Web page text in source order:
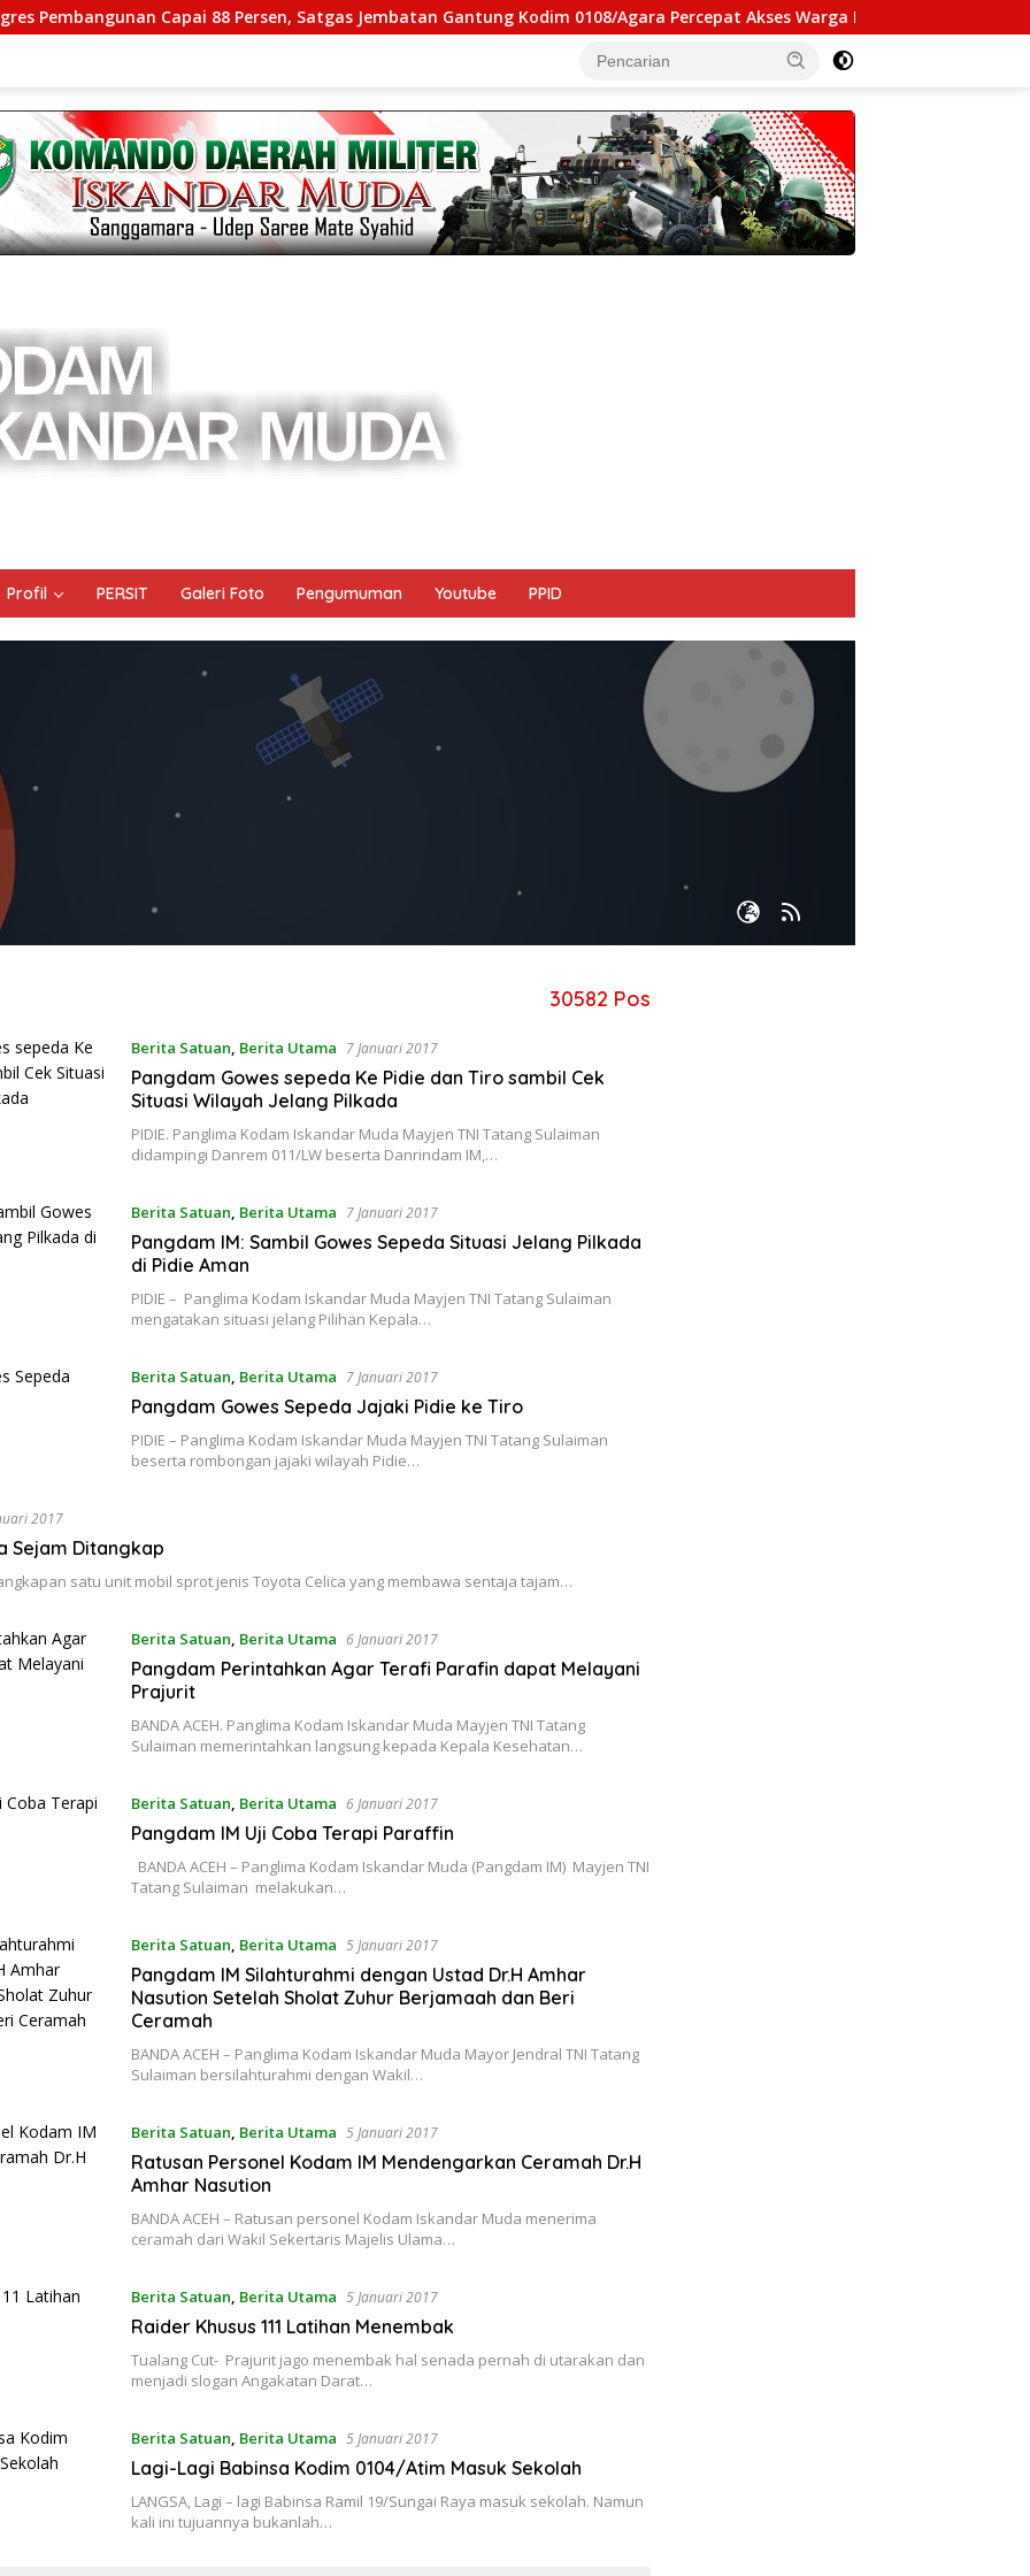
Capai 88 Persen, Satgas Jembatan Gantung Kodim 0108/Agara Percepat Akses Warga Ds. Kuning Abadi Aceh Tenggara
Profil PERSIT Galeri Foto Pengumuman Youtube PPID
30582 Pos
Berita Satuan, Berita Utama 7 Januari 2017
Pangdam Gowes sepeda Ke Pidie dan Tiro sambil Cek
Situasi Wilayah Jelang Pilkada
PIDIE. Panglima Kodam Iskandar Muda Mayjen TNI Tatang Sulaiman
didampingi Danrem 011/LW beserta Danrindam IM,…
Berita Satuan, Berita Utama 7 Januari 2017
Pangdam IM: Sambil Gowes Sepeda Situasi Jelang Pilkada
di Pidie Aman
PIDIE – Panglima Kodam Iskandar Muda Mayjen TNI Tatang Sulaiman
mengatakan situasi jelang Pilihan Kepala…
Berita Satuan, Berita Utama 7 Januari 2017
Pangdam Gowes Sepeda Jajaki Pidie ke Tiro
PIDIE – Panglima Kodam Iskandar Muda Mayjen TNI Tatang Sulaiman
beserta rombongan jajaki wilayah Pidie…
2017
Sejam Ditangkap
satu unit mobil sprot jenis Toyota Celica yang membawa sentaja tajam…
Berita Satuan, Berita Utama 6 Januari 2017
Pangdam Perintahkan Agar Terafi Parafin dapat Melayani
Prajurit
BANDA ACEH. Panglima Kodam Iskandar Muda Mayjen TNI Tatang
Sulaiman memerintahkan langsung kepada Kepala Kesehatan…
Berita Satuan, Berita Utama 6 Januari 2017
Pangdam IM Uji Coba Terapi Paraffin
BANDA ACEH – Panglima Kodam Iskandar Muda (Pangdam IM) Mayjen TNI
Tatang Sulaiman melakukan…
Berita Satuan, Berita Utama 5 Januari 2017
Pangdam IM Silahturahmi dengan Ustad Dr.H Amhar
Nasution Setelah Sholat Zuhur Berjamaah dan Beri
Ceramah
BANDA ACEH – Panglima Kodam Iskandar Muda Mayor Jendral TNI Tatang
Sulaiman bersilahturahmi dengan Wakil…
Berita Satuan, Berita Utama 5 Januari 2017
Ratusan Personel Kodam IM Mendengarkan Ceramah Dr.H
Amhar Nasution
BANDA ACEH – Ratusan personel Kodam Iskandar Muda menerima
ceramah dari Wakil Sekertaris Majelis Ulama…
Berita Satuan, Berita Utama 5 Januari 2017
Raider Khusus 111 Latihan Menembak
Tualang Cut- Prajurit jago menembak hal senada pernah di utarakan dan
menjadi slogan Angakatan Darat…
Berita Satuan, Berita Utama 5 Januari 2017
Lagi-Lagi Babinsa Kodim 0104/Atim Masuk Sekolah
LANGSA, Lagi – lagi Babinsa Ramil 19/Sungai Raya masuk sekolah. Namun
kali ini tujuannya bukanlah…